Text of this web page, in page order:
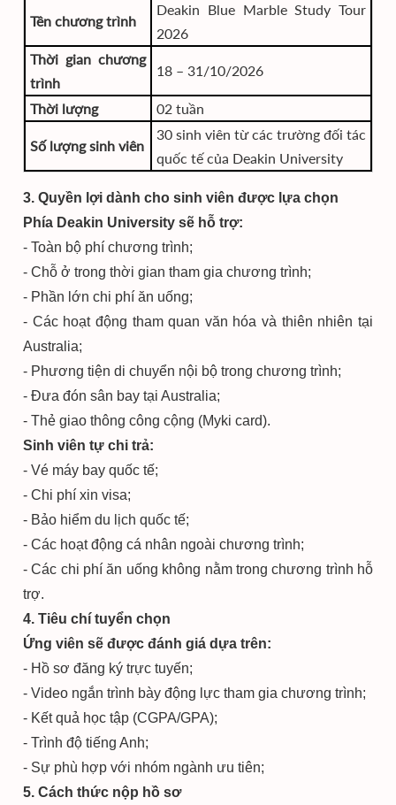
Tên chương trình
Deakin Blue Marble Study Tour
2026
Thời gian chương
trình
18 – 31/10/2026
Thời lượng 02 tuần
Số lượng sinh viên
30 sinh viên từ các trường đối tác
quốc tế của Deakin University
3. Quyền lợi dành cho sinh viên được lựa chọn
Phía Deakin University sẽ hỗ trợ:
- Toàn bộ phí chương trình;
- Chỗ ở trong thời gian tham gia chương trình;
- Phần lớn chi phí ăn uống;
- Các hoạt động tham quan văn hóa và thiên nhiên tại
Australia;
- Phương tiện di chuyển nội bộ trong chương trình;
- Đưa đón sân bay tại Australia;
- Thẻ giao thông công cộng (Myki card).
Sinh viên tự chi trả:
- Vé máy bay quốc tế;
- Chi phí xin visa;
- Bảo hiểm du lịch quốc tế;
- Các hoạt động cá nhân ngoài chương trình;
- Các chi phí ăn uống không nằm trong chương trình hỗ
trợ.
4. Tiêu chí tuyển chọn
Ứng viên sẽ được đánh giá dựa trên:
- Hồ sơ đăng ký trực tuyến;
- Video ngắn trình bày động lực tham gia chương trình;
- Kết quả học tập (CGPA/GPA);
- Trình độ tiếng Anh;
- Sự phù hợp với nhóm ngành ưu tiên;
5. Cách thức nộp hồ sơ